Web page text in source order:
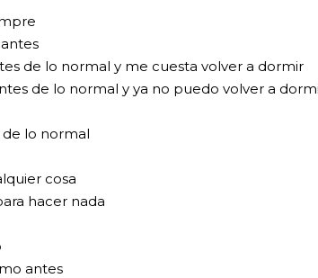
de lo normal y me cuesta volver a dormir
de lo normal y ya no puedo volver a
lo normal
cosa
hacer nada
antes